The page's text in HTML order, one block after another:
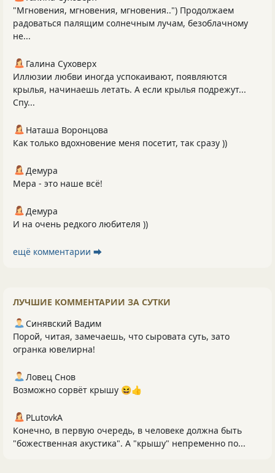
"Мгновения, мгновения, мгновения..") Продолжаем
радоваться палящим солнечным лучам, безоблачному
не...
Галина Суховерх
Иллюзии любви иногда успокаивают, появляются
крылья, начинаешь летать. А если крылья подрежут...
Спу...
Наташа Воронцова
Как только вдохновение меня посетит, так сразу ))
Демура
Мера - это наше всё!
Демура
И на очень редкого любителя ))
ещё комментарии ⮕
ЛУЧШИЕ КОММЕНТАРИИ ЗА СУТКИ
Синявский Вадим
Порой, читая, замечаешь, что сыровата суть, зато
огранка ювелирна!
Ловец Снов
Возможно сорвёт крышу 😆👍
PLutоvkА
Конечно, в первую очередь, в человеке должна быть
"божественная акустика". А "крышу" непременно по...